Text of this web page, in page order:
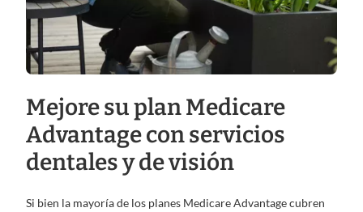
Mejore su plan Medicare
Advantage con servicios
dentales y de visión
Si bien la mayoría de los planes Medicare Advantage cubren